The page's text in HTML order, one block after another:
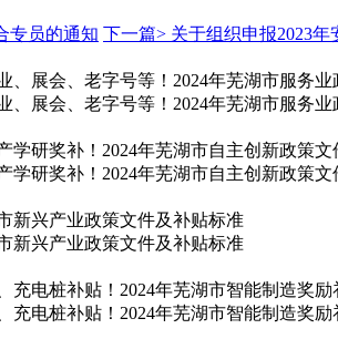
专员的通知 下一篇> 关于组织申报2023
、展会、老字号等！2024年芜湖市服务业
、展会、老字号等！2024年芜湖市服务业
学研奖补！2024年芜湖市自主创新政策
学研奖补！2024年芜湖市自主创新政策
新兴产业政策文件及补贴标准
新兴产业政策文件及补贴标准
充电桩补贴！2024年芜湖市智能制造奖
充电桩补贴！2024年芜湖市智能制造奖